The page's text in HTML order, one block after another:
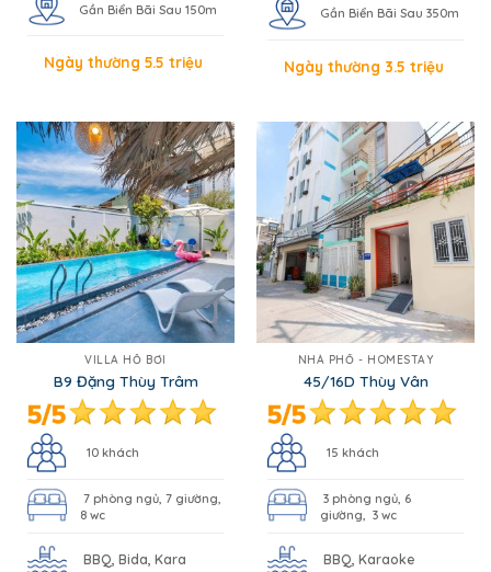
Gần Biển Bãi Sau 150m
Ngày thường 5.5 triệu
Gần Biển Bãi Sau 350m
Ngày thường 3.5 triệu
VILLA HỒ BƠI
B9 Đặng Thùy Trâm
10 khách
7 phòng ngủ, 7 giường,
8 wc
BBQ, Bida, Kara
NHÀ PHỐ - HOMESTAY
45/16D Thùy Vân
15 khách
3 phòng ngủ, 6
giường, 3 wc
BBQ, Karaoke